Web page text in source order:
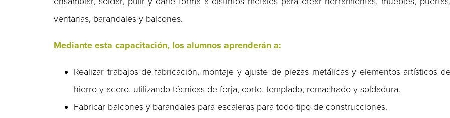
ventanas, barandales y balcones.
Mediante esta capacitación, los alumnos aprenderán a:
Realizar trabajos de fabricación, montaje y ajuste de piezas metálicas y elementos artísticos
hierro y acero, utilizando técnicas de forja, corte, templado, remachado y soldadura.
Fabricar balcones y barandales para escaleras para todo tipo de construcciones.